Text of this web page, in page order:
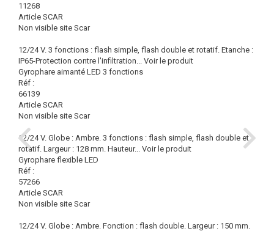
11268
Article SCAR
Non visible site Scar
12/24 V. 3 fonctions : flash simple, flash double et rotatif. Etanche :
IP65-Protection contre l'infiltration...
Voir le produit
Gyrophare aimanté LED 3 fonctions
Réf :
66139
Article SCAR
Non visible site Scar
12/24 V. Globe : Ambre. 3 fonctions : flash simple, flash double et
rotatif. Largeur : 128 mm. Hauteur...
Voir le produit
Gyrophare flexible LED
Réf :
57266
Article SCAR
Non visible site Scar
12/24 V. Globe : Ambre. Fonction : flash double. Largeur : 150 mm.